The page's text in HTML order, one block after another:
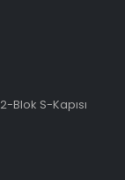
Blok S-Kapısı